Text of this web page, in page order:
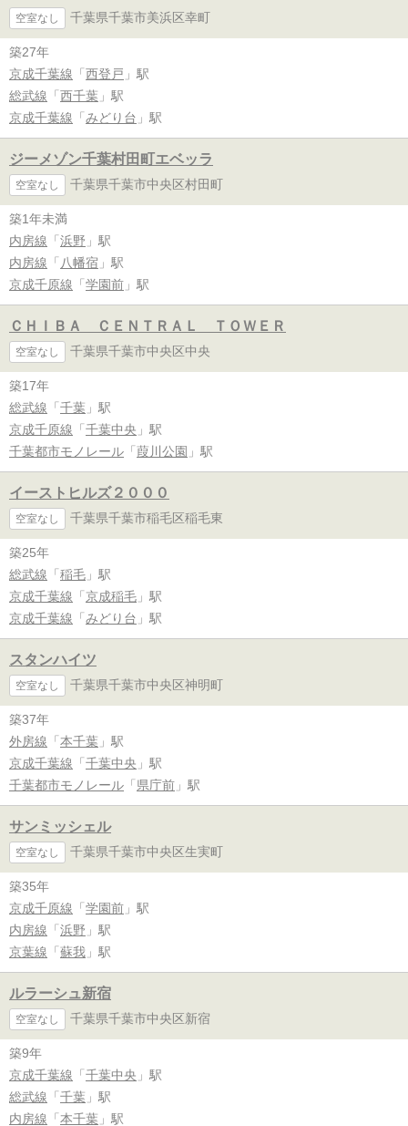
空室なし 千葉県千葉市美浜区幸町
築27年
京成千葉線 「 西登戸 」駅
総武線 「 西千葉 」駅
京成千葉線 「 みどり台 」駅
ジーメゾン千葉村田町エベッラ
空室なし 千葉県千葉市中央区村田町
築1年未満
内房線 「 浜野 」駅
内房線 「 八幡宿 」駅
京成千原線 「 学園前 」駅
ＣＨＩＢＡ ＣＥＮＴＲＡＬ ＴＯＷＥＲ
空室なし 千葉県千葉市中央区中央
築17年
総武線 「 千葉 」駅
京成千原線 「 千葉中央 」駅
千葉都市モノレール 「 葭川公園 」駅
イーストヒルズ２０００
空室なし 千葉県千葉市稲毛区稲毛東
築25年
総武線 「 稲毛 」駅
京成千葉線 「 京成稲毛 」駅
京成千葉線 「 みどり台 」駅
スタンハイツ
空室なし 千葉県千葉市中央区神明町
築37年
外房線 「 本千葉 」駅
京成千葉線 「 千葉中央 」駅
千葉都市モノレール 「 県庁前 」駅
サンミッシェル
空室なし 千葉県千葉市中央区生実町
築35年
京成千原線 「 学園前 」駅
内房線 「 浜野 」駅
京葉線 「 蘇我 」駅
ルラーシュ新宿
空室なし 千葉県千葉市中央区新宿
築9年
京成千葉線 「 千葉中央 」駅
総武線 「 千葉 」駅
内房線 「 本千葉 」駅